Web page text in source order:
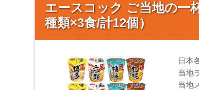
エースコック ご当地の一
種類×3食/計12個）
日本
当地
当地